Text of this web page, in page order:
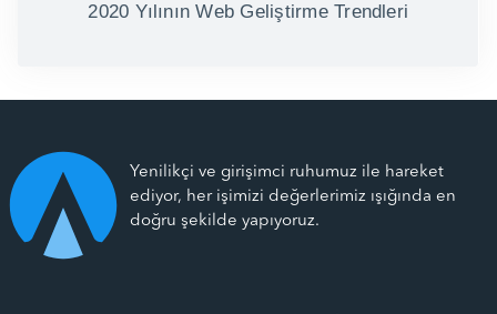
2020 Yılının Web Geliştirme Trendleri
Yenilikçi ve girişimci ruhumuz ile hareket
ediyor, her işimizi değerlerimiz ışığında en
doğru şekilde yapıyoruz.